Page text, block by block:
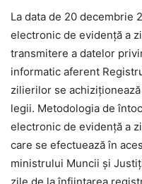
La data de 20 decembrie
electronic de evidenţă a
transmitere a datelor
informatic aferent
zilierilor se
legii. Metodologia de
electronic de evidenţă a
care se efectuează în
ministrului Muncii şi